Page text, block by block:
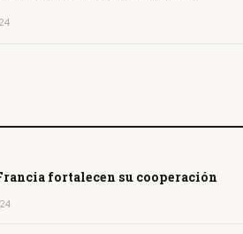
fortalecen su cooperación